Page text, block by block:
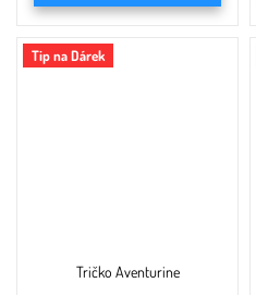
Tip na Dárek
Tričko Aventurine